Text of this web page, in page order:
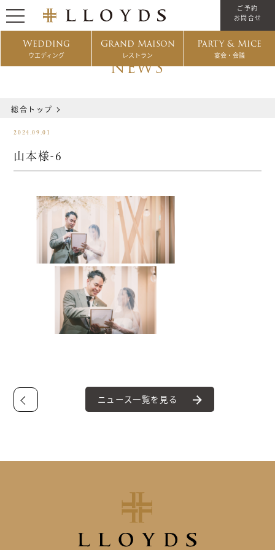
Wedding
ウエディング
Grand Maison
レストラン
Party & Mice
宴会・会議
ご予約
お問合せ
NEWS
総合トップ
2024.09.01
山本様-6
ニュース一覧を見る